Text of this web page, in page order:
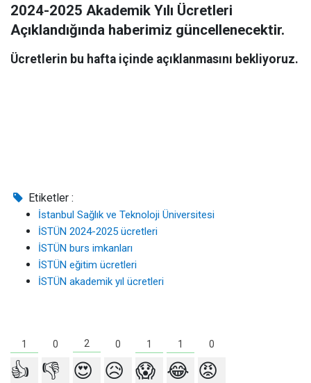
2024-2025 Akademik Yılı Ücretleri
Açıklandığında haberimiz güncellenecektir.
Ücretlerin bu hafta içinde açıklanmasını bekliyoruz.
Etiketler :
İstanbul Sağlık ve Teknoloji Üniversitesi
İSTÜN 2024-2025 ücretleri
İSTÜN burs imkanları
İSTÜN eğitim ücretleri
İSTÜN akademik yıl ücretleri
1 0 2 0 1 1 0
👍 👎 😍 😥 😱 😂 😡